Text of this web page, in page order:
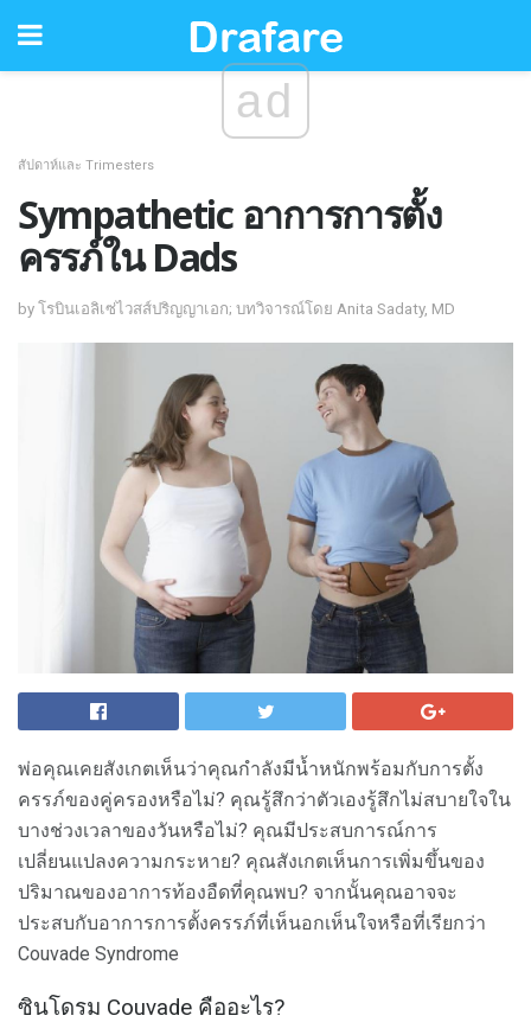
ad
สัปดาห์และ Trimesters
Sympathetic อาการการตั้ง
ครรภ์ใน Dads
by โรบินเอลิเซ่ไวสส์ปริญญาเอก; บทวิจารณ์โดย Anita Sadaty, MD
พ่อคุณเคยสังเกตเห็นว่าคุณกำลังมีน้ำหนักพร้อมกับการตั้ง
ครรภ์ของคู่ครองหรือไม่? คุณรู้สึกว่าตัวเองรู้สึกไม่สบายใจใน
บางช่วงเวลาของวันหรือไม่? คุณมีประสบการณ์การ
เปลี่ยนแปลงความกระหาย? คุณสังเกตเห็นการเพิ่มขึ้นของ
ปริมาณของอาการท้องอืดที่คุณพบ? จากนั้นคุณอาจจะ
ประสบกับอาการการตั้งครรภ์ที่เห็นอกเห็นใจหรือที่เรียกว่า
Couvade Syndrome
ซินโดรม Couvade คืออะไร?